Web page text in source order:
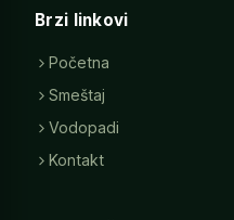
Brzi linkovi
Početna
Smeštaj
Vodopadi
Kontakt